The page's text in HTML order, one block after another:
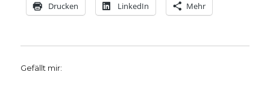
Drucken LinkedIn Mehr
Gefällt mir: